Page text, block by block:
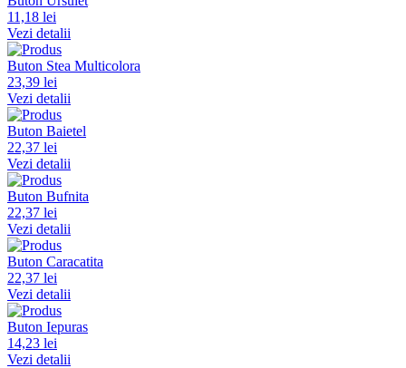
11,18 lei
Vezi detalii
Buton Stea Multicolora
23,39 lei
Vezi detalii
Buton Baietel
22,37 lei
Vezi detalii
Buton Bufnita
22,37 lei
Vezi detalii
Buton Caracatita
22,37 lei
Vezi detalii
Buton Iepuras
14,23 lei
Vezi detalii